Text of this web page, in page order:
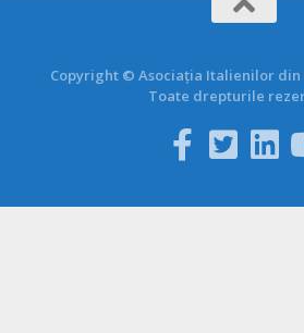
Copyright © Asociația Italienilor din
Toate drepturile